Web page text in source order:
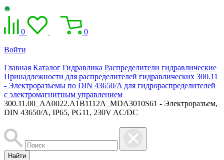
0 0
Войти
Главная Каталог Гидравлика Распределители гидравлические
Принадлежности для распределителей гидравлических 300.11
- Электроразъемы по DIN 43650/A для гидрораспределителей
с электромагнитным управлением
300.11.00_AA0022.A1B1112A_MDA3010S61 - Электроразъем,
DIN 43650/A, IP65, PG11, 230V AC/DC
Найти